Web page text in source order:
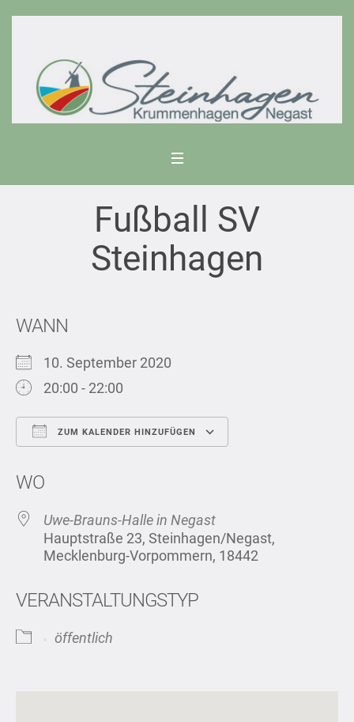
Fußball SV
Steinhagen
WANN
10. September 2020
20:00 - 22:00
ZUM KALENDER HINZUFÜGEN
WO
Uwe-Brauns-Halle in Negast
Hauptstraße 23, Steinhagen/Negast,
Mecklenburg-Vorpommern, 18442
VERANSTALTUNGSTYP
öffentlich